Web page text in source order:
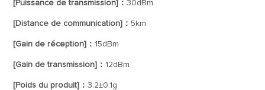
[Puissance de transmission]：30dBm
[Distance de communication]：5km
[Gain de réception]： 15dBm
[Gain de transmission]： 12dBm
[Poids du produit]：3.2±0.1g